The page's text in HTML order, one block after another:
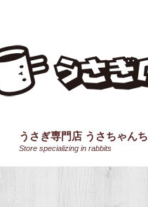
うさぎ専門店 うさちゃんち
Store specializing in rabbits